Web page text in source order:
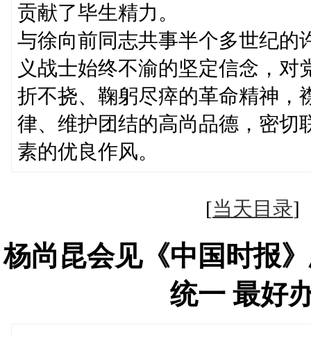
贡献了毕生精力。
与徐向前同志共事半个多世纪的
义战士始终不渝的坚定信念，
折不挠、鞠躬尽瘁的革命精神，
律、维护团结的高尚品德，密切
素的优良作风。
[当天目录
杨尚昆会见《中国时报
统一 最好